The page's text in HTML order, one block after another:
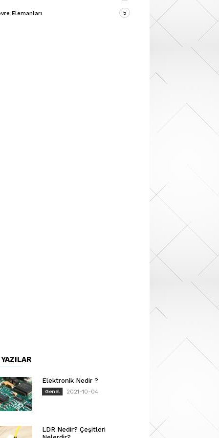
Elemanları 5
Elektronik Nedir ?
Genel 2021-10-04
LDR Nedir? Çeşitleri